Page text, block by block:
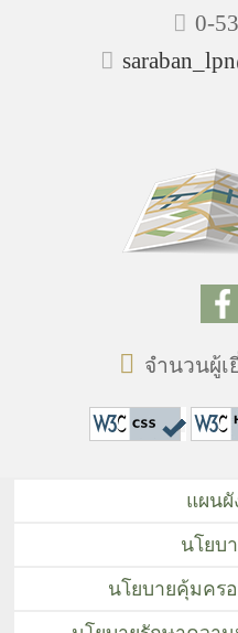
0-
จำนวนผู้เ
แผนผั
นโยบ
นโยบายคุ้มคร